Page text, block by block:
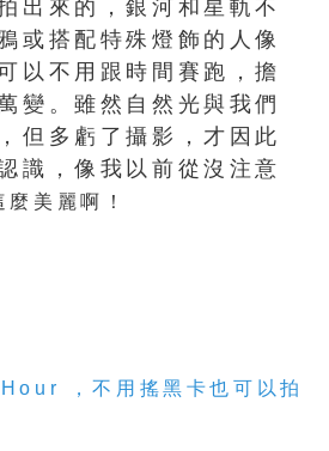
出來的，銀河和星軌不
或搭配特殊燈飾的人像
以不用跟時間賽跑，擔
變。雖然自然光與我們
但多虧了攝影，才因此
識，像我以前從沒注意
美麗啊！
，不用搖黑卡也可以拍